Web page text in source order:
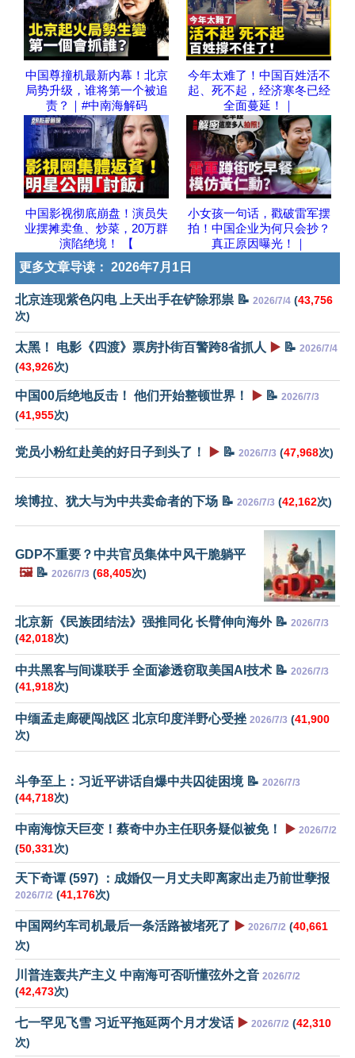
中国尊撞机最新内幕！北京
局势升级，谁将第一个被追
责？｜#中南海解码
今年太难了！中国百姓活不
起、死不起，经济寒冬已经
全面蔓延！｜
中国影视彻底崩盘！演员失
业摆摊卖鱼、炒菜，20万群
演陷绝境！ 【
小女孩一句话，戳破雷军摆
拍！中国企业为何只会抄？
真正原因曝光！｜
更多文章导读： 2026年7月1日
北京连现紫色闪电 上天出手在铲除邪祟 📝 2026/7/4 (43,756
次)
太黑！ 电影《四渡》票房扑街百警跨8省抓人 ▶️ 📝 2026/7/4
(43,926次)
中国00后绝地反击！ 他们开始整顿世界！ ▶️ 📝 2026/7/3
(41,955次)
党员小粉红赴美的好日子到头了！ ▶️ 📝 2026/7/3 (47,968次)
埃博拉、犹大与为中共卖命者的下场 📝 2026/7/3 (42,162次)
GDP不重要？中共官员集体中风干脆躺平
🖼️📝 2026/7/3 (68,405次)
北京新《民族团结法》强推同化 长臂伸向海外 📝 2026/7/3
(42,018次)
中共黑客与间谍联手 全面渗透窃取美国AI技术 📝 2026/7/3
(41,918次)
中缅孟走廊硬闯战区 北京印度洋野心受挫 2026/7/3 (41,900
次)
斗争至上：习近平讲话自爆中共囚徒困境 📝 2026/7/3
(44,718次)
中南海惊天巨变！蔡奇中办主任职务疑似被免！ ▶️ 2026/7/2
(50,331次)
天下奇谭 (597) ：成婚仅一月丈夫即离家出走乃前世孽报
2026/7/2 (41,176次)
中国网约车司机最后一条活路被堵死了 ▶️ 2026/7/2 (40,661
次)
川普连轰共产主义 中南海可否听懂弦外之音 2026/7/2
(42,473次)
七一罕见飞雪 习近平拖延两个月才发话 ▶️ 2026/7/2 (42,310
次)